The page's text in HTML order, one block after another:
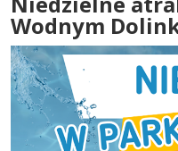
Wodnym